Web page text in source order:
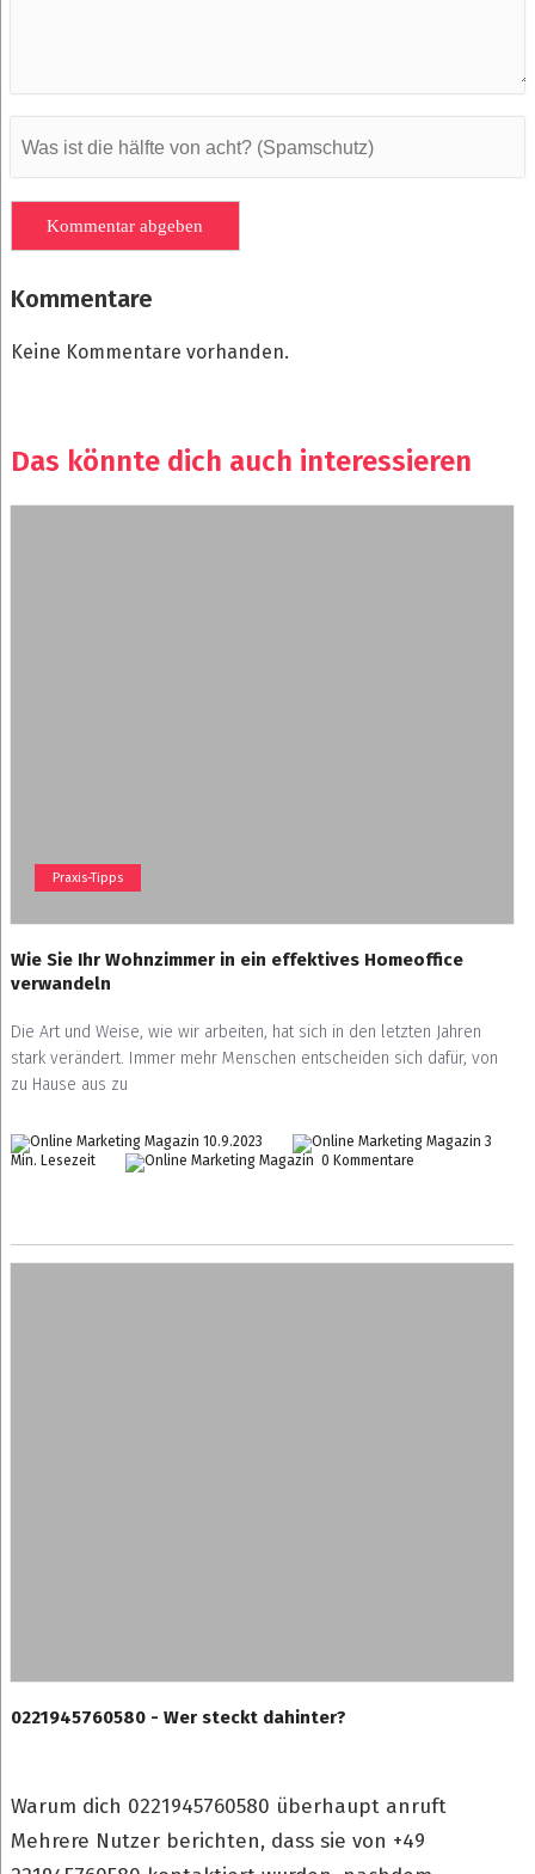
Kommentare
Keine Kommentare vorhanden.
Das könnte dich auch interessieren
Praxis-Tipps
Wie Sie Ihr Wohnzimmer in ein effektives Homeoffice
verwandeln
Die Art und Weise, wie wir arbeiten, hat sich in den letzten Jahren
stark verändert. Immer mehr Menschen entscheiden sich dafür, von
zu Hause aus zu
10.9.2023
3
Min. Lesezeit
0 Kommentare
0221945760580 - Wer steckt dahinter?
Warum dich 0221945760580 überhaupt anruft
Mehrere Nutzer berichten, dass sie von +49